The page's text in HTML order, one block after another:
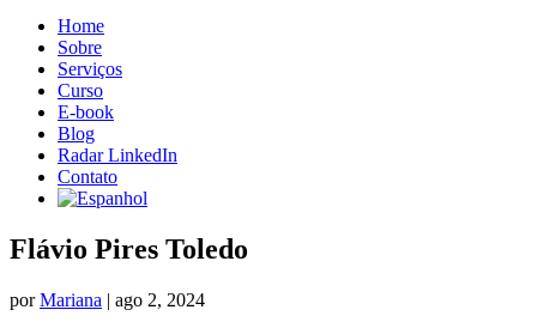
Home
Sobre
Serviços
Curso
E-book
Blog
Radar LinkedIn
Contato
Flávio Pires Toledo
porMariana | ago 2, 2024